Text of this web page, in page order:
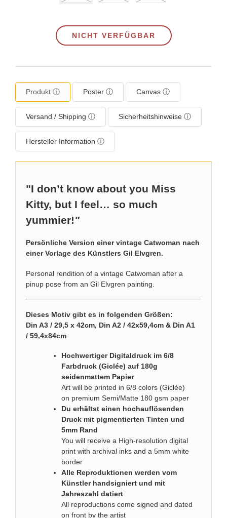
NICHT VERFÜGBAR
Produkt ⓘ Poster ⓘ Canvas ⓘ
Versand / Shipping ⓘ Sicherheitshinweise ⓘ
Hersteller Information ⓘ
"I don’t know about you Miss
Kitty, but I feel… so much
yummier!"
Persönliche Version einer vintage Catwoman nach
einer Vorlage des Künstlers Gil Elvgren.
Personal rendition of a vintage Catwoman after a
pinup pose from an Gil Elvgren painting.
Dieses Motiv gibt es in folgenden Größen:
Din A3 / 29,5 x 42cm, Din A2 / 42x59,4cm & Din A1
/ 59,4x84cm
Hochwertiger Digitaldruck im 6/8
Farbdruck (Giclée) auf 180g
seidenmattem Papier
Art will be printed in 6/8 colors (Giclée)
on premium Semi/Matte 180 gsm paper
Du erhältst einen hochauflösenden
Druck mit pigmentierten Tinten und
5mm Rand
You will receive a High-resolution digital
print with archival inks and a 5mm white
border
Alle Reproduktionen werden vom
Künstler handsigniert und mit
Jahreszahl datiert
All reproductions come signed and dated
on front by the artist